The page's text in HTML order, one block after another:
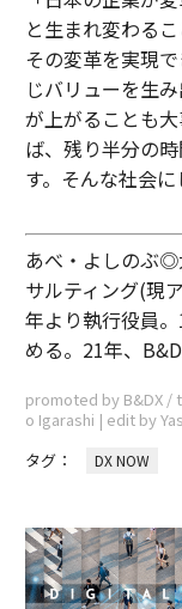
と生まれ変わる
その変革を実現
じバリューを生
が上がることも
ば、残り半分の
す。そんな社会に
あべ・よしのぶ
サルティング(現
年より執行役員
める。21年、
promoted by B&DX /
o Igarashi | edit by
タグ：
DX NOW